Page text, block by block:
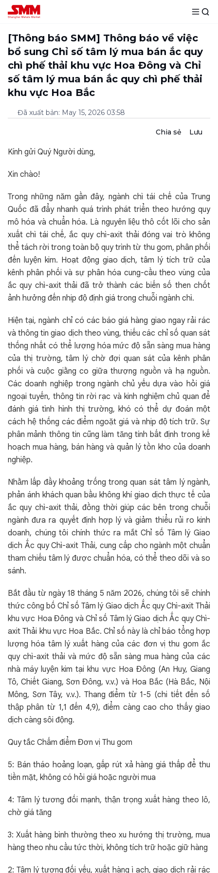
[Thông báo SMM] Thông báo về việc
bổ sung Chỉ số tâm lý mua bán ắc quy
chì phế thải khu vực Hoa Đông và Chỉ
số tâm lý mua bán ắc quy chì phế thải
khu vực Hoa Bắc
Đã xuất bản: May 15, 2026 03:58
Chia sẻ Lưu
Kính gửi Quý Người dùng,
Xin chào!
Trong những năm gần đây, ngành chì tái chế của Trung
Quốc đã đẩy nhanh quá trình phát triển theo hướng quy
mô hóa và chuẩn hóa. Là nguyên liệu thô cốt lõi cho sản
xuất chì tái chế, ắc quy chì-axit thải đóng vai trò không
thể tách rời trong toàn bộ quy trình từ thu gom, phân phối
đến luyện kim. Hoạt động giao dịch, tâm lý tích trữ của
kênh phân phối và sự phân hóa cung-cầu theo vùng của
ắc quy chì-axit thải đã trở thành các biến số then chốt
ảnh hưởng đến nhịp độ định giá trong chuỗi ngành chì.
Hiện tại, ngành chỉ có các báo giá hàng giao ngay rải rác
và thông tin giao dịch theo vùng, thiếu các chỉ số quan sát
thống nhất có thể lượng hóa mức độ sẵn sàng mua hàng
của thị trường, tâm lý chờ đợi quan sát của kênh phân
phối và cuộc giằng co giữa thượng nguồn và hạ nguồn.
Các doanh nghiệp trong ngành chủ yếu dựa vào hỏi giá
ngoại tuyến, thông tin rời rạc và kinh nghiệm chủ quan để
đánh giá tình hình thị trường, khó có thể dự đoán một
cách hệ thống các điểm ngoặt giá và nhịp độ tích trữ. Sự
phân mảnh thông tin cũng làm tăng tính bất định trong kế
hoạch mua hàng, bán hàng và quản lý tồn kho của doanh
nghiệp.
Nhằm lấp đầy khoảng trống trong quan sát tâm lý ngành,
phản ánh khách quan bầu không khí giao dịch thực tế của
ắc quy chì-axit thải, đồng thời giúp các bên trong chuỗi
ngành đưa ra quyết định hợp lý và giảm thiểu rủi ro kinh
doanh, chúng tôi chính thức ra mắt Chỉ số Tâm lý Giao
dịch Ắc quy Chì-axit Thải, cung cấp cho ngành một chuẩn
tham chiếu tâm lý được chuẩn hóa, có thể theo dõi và so
sánh.
Bắt đầu từ ngày 18 tháng 5 năm 2026, chúng tôi sẽ chính
thức công bố Chỉ số Tâm lý Giao dịch Ắc quy Chì-axit Thải
khu vực Hoa Đông và Chỉ số Tâm lý Giao dịch Ắc quy Chì-
axit Thải khu vực Hoa Bắc. Chỉ số này là chỉ báo tổng hợp
lượng hóa tâm lý xuất hàng của các đơn vị thu gom ắc
quy chì-axit thải và mức độ sẵn sàng mua hàng của các
nhà máy luyện kim tại khu vực Hoa Đông (An Huy, Giang
Tô, Chiết Giang, Sơn Đông, v.v.) và Hoa Bắc (Hà Bắc, Nội
Mông, Sơn Tây, v.v.). Thang điểm từ 1-5 (chi tiết đến số
thập phân từ 1,1 đến 4,9), điểm càng cao cho thấy giao
dịch càng sôi động.
Quy tắc Chấm điểm Đơn vị Thu gom
5: Bán tháo hoảng loạn, gấp rút xả hàng giá thấp để thu
tiền mặt, không có hỏi giá hoặc người mua
4: Tâm lý tương đối mạnh, thận trọng xuất hàng theo lô,
chờ giá tăng
3: Xuất hàng bình thường theo xu hướng thị trường, mua
hàng theo nhu cầu tức thời, không tích trữ hoặc giữ hàng
2: Tâm lý tương đối yếu, xuất hàng ì ạch, giao dịch rải rác